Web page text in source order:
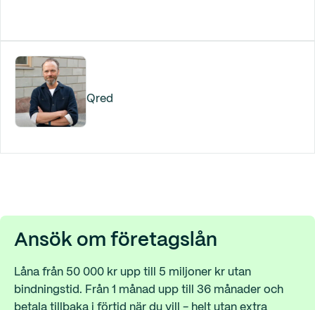
Qred
Ansök om företagslån
Låna från 50 000 kr upp till 5 miljoner kr utan
bindningstid. Från 1 månad upp till 36 månader och
betala tillbaka i förtid när du vill - helt utan extra